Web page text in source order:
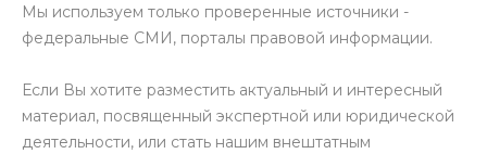
Мы используем только проверенные источники -
федеральные СМИ, порталы правовой информации.
Если Вы хотите разместить актуальный и интересный
материал, посвященный экспертной или юридической
деятельности, или стать нашим внештатным